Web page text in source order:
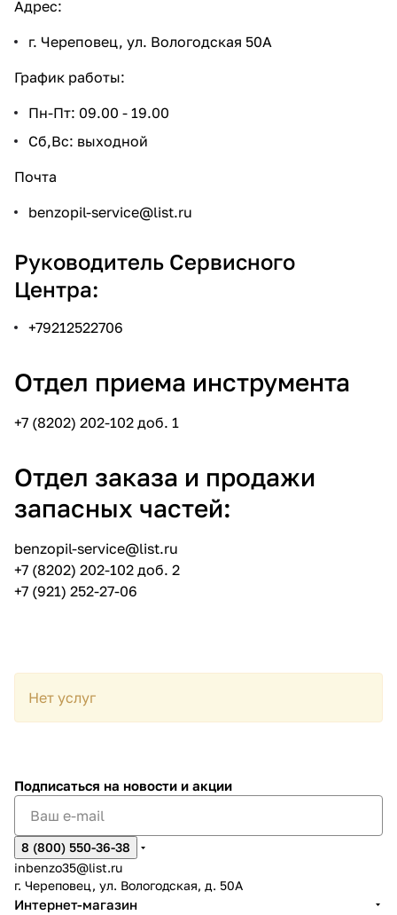
Адрес:
г. Череповец, ул. Вологодская 50А
График работы:
Пн-Пт: 09.00 - 19.00
Сб,Вс: выходной
Почта
benzopil-service@list.ru
Руководитель Сервисного
Центра:
+79212522706
Отдел приема инструмента
+7 (8202) 202-102 доб. 1
Отдел заказа и продажи
запасных частей:
benzopil-service@list.ru
+7 (8202) 202-102 доб. 2
+7 (921) 252-27-06
Нет услуг
Подписаться на новости и акции
8 (800) 550-36-38
inbenzo35@list.ru
г. Череповец, ул. Вологодская, д. 50А
Интернет-магазин